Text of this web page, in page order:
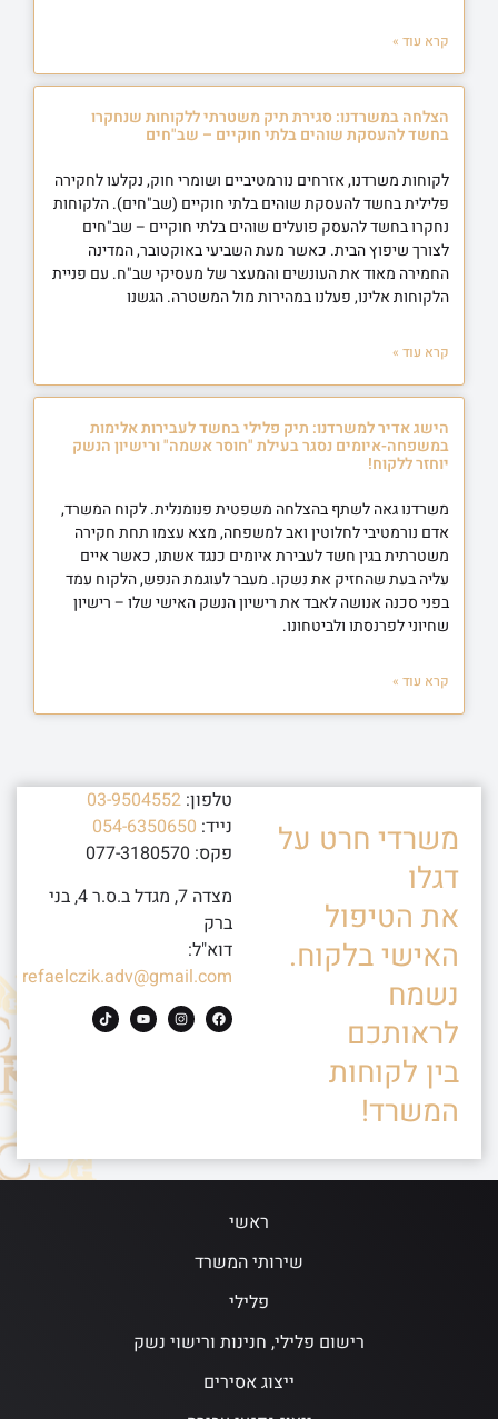
קרא עוד »
הצלחה במשרדנו: סגירת תיק משטרתי ללקוחות שנחקרו
בחשד להעסקת שוהים בלתי חוקיים – שב"חים
לקוחות משרדנו, אזרחים נורמטיביים ושומרי חוק, נקלעו לחקירה
פלילית בחשד להעסקת שוהים בלתי חוקיים (שב"חים). הלקוחות
נחקרו בחשד להעסק פועלים שוהים בלתי חוקיים – שב"חים
לצורך שיפוץ הבית. כאשר מעת השביעי באוקטובר, המדינה
החמירה מאוד את העונשים והמעצר של מעסיקי שב"ח. עם פניית
הלקוחות אלינו, פעלנו במהירות מול המשטרה. הגשנו
קרא עוד »
הישג אדיר למשרדנו: תיק פלילי בחשד לעבירות אלימות
במשפחה-איומים נסגר בעילת "חוסר אשמה" ורישיון הנשק
יוחזר ללקוח!
משרדנו גאה לשתף בהצלחה משפטית פנומנלית. לקוח המשרד,
אדם נורמטיבי לחלוטין ואב למשפחה, מצא עצמו תחת חקירה
משטרתית בגין חשד לעבירת איומים כנגד אשתו, כאשר איים
עליה בעת שהחזיק את נשקו. מעבר לעוגמת הנפש, הלקוח עמד
בפני סכנה אנושה לאבד את רישיון הנשק האישי שלו – רישיון
שחיוני לפרנסתו ולביטחונו.
קרא עוד »
משרדי חרט על
דגלו
את הטיפול
האישי בלקוח.
נשמח
לראותכם
בין לקוחות
המשרד!
טלפון: 03-9504552
נייד: 054-6350650
פקס: 077-3180570
מצדה 7, מגדל ב.ס.ר 4, בני
ברק
דוא"ל:
refaelczik.adv@gmail.com
ראשי
שירותי המשרד
פלילי
רישום פלילי, חנינות ורישוי נשק
ייצוג אסירים